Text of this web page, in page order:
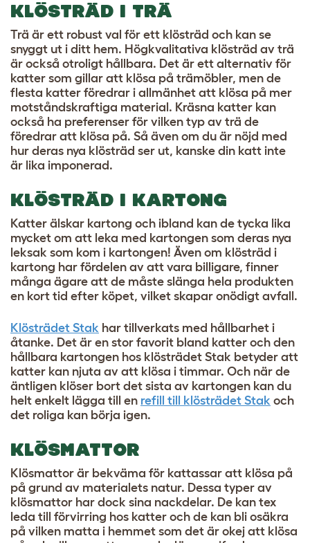
KLÖSTRÄD I TRÄ
Trä är ett robust val för ett klösträd och kan se
snyggt ut i ditt hem. Högkvalitativa klösträd av trä
är också otroligt hållbara. Det är ett alternativ för
katter som gillar att klösa på trämöbler, men de
flesta katter föredrar i allmänhet att klösa på mer
motståndskraftiga material. Kräsna katter kan
också ha preferenser för vilken typ av trä de
föredrar att klösa på. Så även om du är nöjd med
hur deras nya klösträd ser ut, kanske din katt inte
är lika imponerad.
KLÖSTRÄD I KARTONG
Katter älskar kartong och ibland kan de tycka lika
mycket om att leka med kartongen som deras nya
leksak som kom i kartongen! Även om klösträd i
kartong har fördelen av att vara billigare, finner
många ägare att de måste slänga hela produkten
en kort tid efter köpet, vilket skapar onödigt avfall.
Klösträdet Stak har tillverkats med hållbarhet i
åtanke. Det är en stor favorit bland katter och den
hållbara kartongen hos klösträdet Stak betyder att
katter kan njuta av att klösa i timmar. Och när de
äntligen klöser bort det sista av kartongen kan du
helt enkelt lägga till en refill till klösträdet Stak och
det roliga kan börja igen.
KLÖSMATTOR
Klösmattor är bekväma för kattassar att klösa på
på grund av materialets natur. Dessa typer av
klösmattor har dock sina nackdelar. De kan tex
leda till förvirring hos katter och de kan bli osäkra
på vilken matta i hemmet som det är okej att klösa